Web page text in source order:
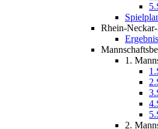
Rhein-
1.
2.